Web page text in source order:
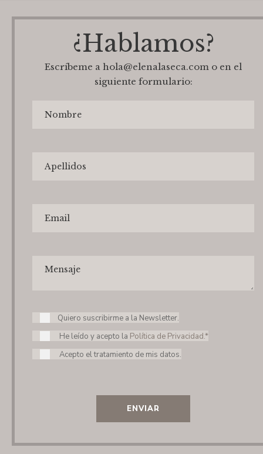
¿Hablamos?
Escríbeme a hola@elenalaseca.com o en el
siguiente formulario:
Quiero suscribirme a la Newsletter.
He leído y acepto la Política de Privacidad.*
Acepto el tratamiento de mis datos.
ENVIAR